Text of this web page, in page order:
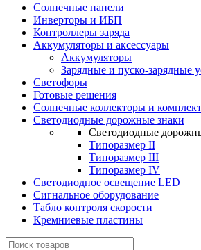
Солнечные панели
Инверторы и ИБП
Контроллеры заряда
Аккумуляторы и аксессуары
Аккумуляторы
Зарядные и пуско-зарядные
Светофоры
Готовые решения
Солнечные коллекторы и
Светодиодные дорожные знаки
Светодиодные
Типоразмер II
Типоразмер III
Типоразмер IV
Светодиодное освещение LED
Сигнальное оборудование
Табло контроля скорости
Кремниевые пластины
Найти: